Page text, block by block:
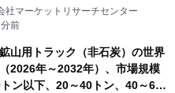
トを発表
社マーケットリサーチセンター
前
山用トラック（非石炭）の世界
2026年～2032年）、市場規模
トン以下、20～40トン、40～60